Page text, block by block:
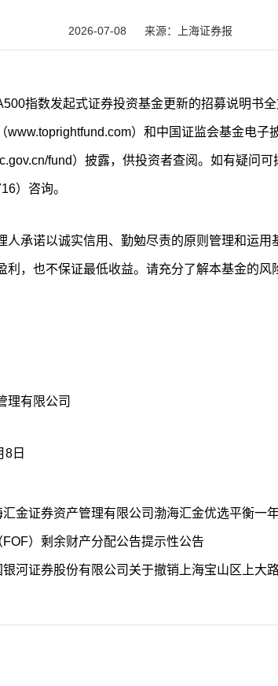
2026-07-08 来源：上海证券报
指数发起式证券投资基金更新的招募说明书
www.toprightfund.com）和中国证监会基金电子
fund）披露，供投资者查阅。如有疑问
）咨询。
人承诺以诚实信用、勤勉尽责的原则管理和运用
利，也不保证最低收益。请充分了解本基金的风
理有限公司
8日
汇金证券资产管理有限公司渤海汇金优选平衡一
）剩余财产分配公告提示性公告
河证券股份有限公司关于撤销上海宝山区上大